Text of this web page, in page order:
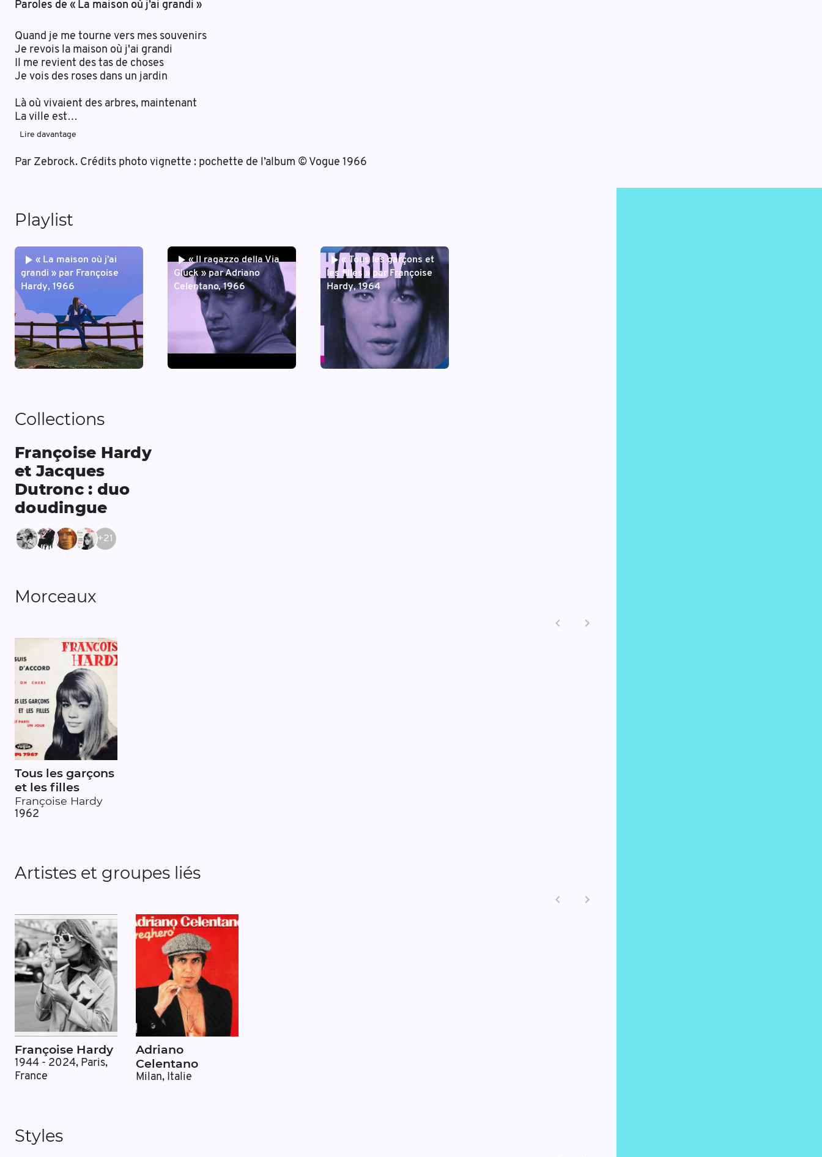
Paroles de « La maison où j’ai grandi »
Quand je me tourne vers mes souvenirs
Je revois la maison où j'ai grandi
Il me revient des tas de choses
Je vois des roses dans un jardin
Là où vivaient des arbres, maintenant
La ville est…
Lire davantage
Par Zebrock. Crédits photo vignette : pochette de l’album © Vogue 1966
Playlist
« La maison où j’ai
grandi » par Françoise
Hardy, 1966
« Il ragazzo della Via
Gluck » par Adriano
Celentano, 1966
« Tous les garçons et
les filles » par Françoise
Hardy, 1964
Collections
Françoise Hardy
et Jacques
Dutronc : duo
doudingue
+21
Morceaux
Tous les garçons
et les filles
Françoise Hardy
1962
Artistes et groupes liés
Françoise Hardy
1944 - 2024, Paris,
France
Adriano
Celentano
Milan, Italie
Styles